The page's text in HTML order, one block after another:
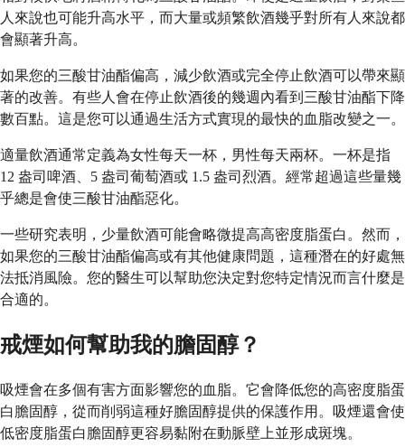
人來說也可能升高水平，而大量或頻繁飲酒幾乎對所有人來說都
會顯著升高。
如果您的三酸甘油酯偏高，減少飲酒或完全停止飲酒可以帶來顯
著的改善。有些人會在停止飲酒後的幾週內看到三酸甘油酯下降
數百點。這是您可以通過生活方式實現的最快的血脂改變之一。
適量飲酒通常定義為女性每天一杯，男性每天兩杯。一杯是指
12 盎司啤酒、5 盎司葡萄酒或 1.5 盎司烈酒。經常超過這些量幾
乎總是會使三酸甘油酯惡化。
一些研究表明，少量飲酒可能會略微提高高密度脂蛋白。然而，
如果您的三酸甘油酯偏高或有其他健康問題，這種潛在的好處無
法抵消風險。您的醫生可以幫助您決定對您特定情況而言什麼是
合適的。
戒煙如何幫助我的膽固醇？
吸煙會在多個有害方面影響您的血脂。它會降低您的高密度脂蛋
白膽固醇，從而削弱這種好膽固醇提供的保護作用。吸煙還會使
低密度脂蛋白膽固醇更容易黏附在動脈壁上並形成斑塊。